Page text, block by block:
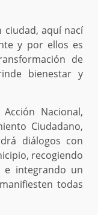
ciudad, aquí nací
y por ellos es
de
bienestar y
Nacional,
Ciudadano,
diálogos con
recogiendo
e integrando un
todas